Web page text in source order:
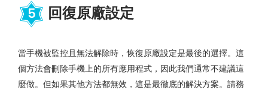
5 回復原廠設定
當手機被監控且無法解除時，恢復原廠設定是最後的選擇。這
個方法會刪除手機上的所有應用程式，因此我們通常不建議這
麼做。但如果其他方法都無效，這是最徹底的解決方案。請務